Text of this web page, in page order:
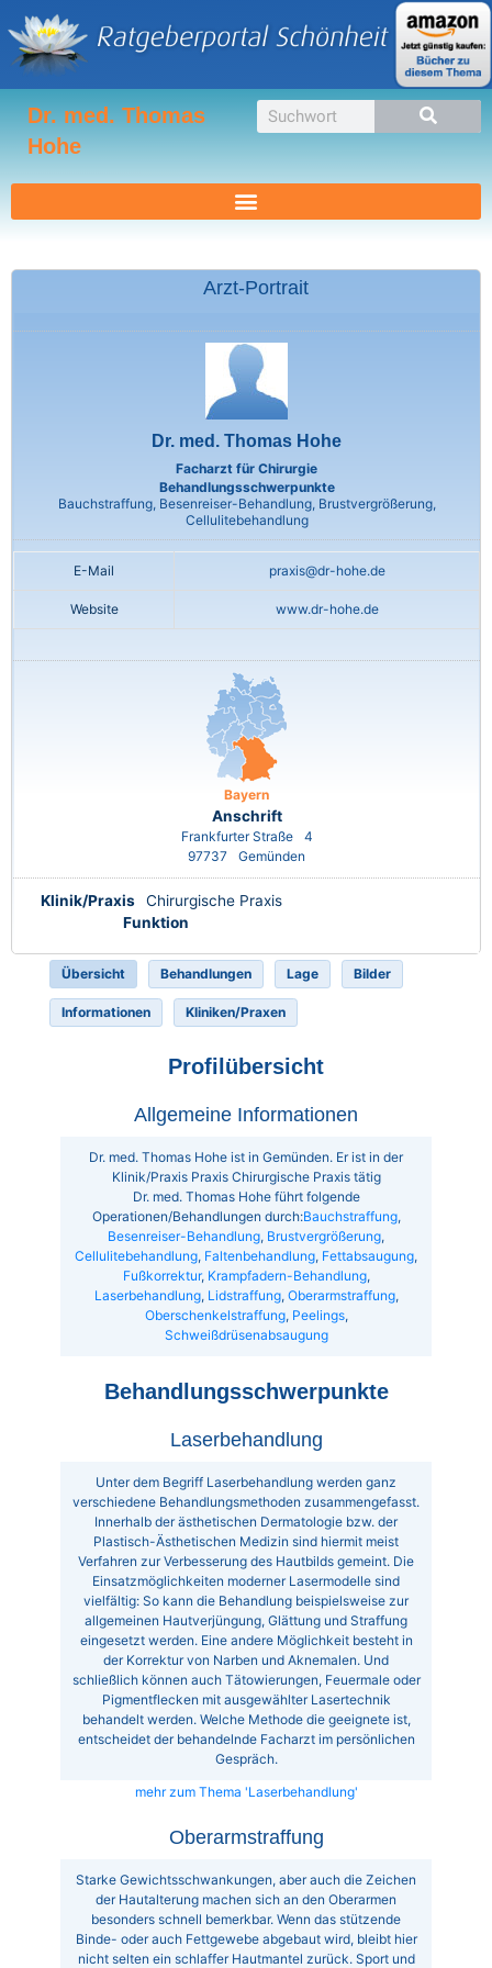
Inhalt
springen
Dr. med. Thomas
Hohe
Suche
Arzt-Portrait
Dr. med. Thomas Hohe
Facharzt für Chirurgie
Behandlungsschwerpunkte
Bauchstraffung, Besenreiser-Behandlung, Brustvergrößerung,
Cellulitebehandlung
E-Mail praxis@dr-hohe.de
Website www.dr-hohe.de
Bayern
Anschrift
Frankfurter Straße
4
97737
Gemünden
Klinik/Praxis
Chirurgische Praxis
Funktion
Übersicht Behandlungen Lage Bilder
Informationen Kliniken/Praxen
Profilübersicht
Allgemeine Informationen
Dr. med. Thomas Hohe ist in Gemünden. Er ist in der
Klinik/Praxis Praxis Chirurgische Praxis tätig
Dr. med. Thomas Hohe führt folgende
Operationen/Behandlungen durch:Bauchstraffung,
Besenreiser-Behandlung, Brustvergrößerung,
Cellulitebehandlung, Faltenbehandlung, Fettabsaugung,
Fußkorrektur, Krampfadern-Behandlung,
Laserbehandlung, Lidstraffung, Oberarmstraffung,
Oberschenkelstraffung, Peelings,
Schweißdrüsenabsaugung
Behandlungsschwerpunkte
Laserbehandlung
Unter dem Begriff Laserbehandlung werden ganz
verschiedene Behandlungsmethoden zusammengefasst.
Innerhalb der ästhetischen Dermatologie bzw. der
Plastisch-Ästhetischen Medizin sind hiermit meist
Verfahren zur Verbesserung des Hautbilds gemeint. Die
Einsatzmöglichkeiten moderner Lasermodelle sind
vielfältig: So kann die Behandlung beispielsweise zur
allgemeinen Hautverjüngung, Glättung und Straffung
eingesetzt werden. Eine andere Möglichkeit besteht in
der Korrektur von Narben und Aknemalen. Und
schließlich können auch Tätowierungen, Feuermale oder
Pigmentflecken mit ausgewählter Lasertechnik
behandelt werden. Welche Methode die geeignete ist,
entscheidet der behandelnde Facharzt im persönlichen
Gespräch.
mehr zum Thema 'Laserbehandlung'
Oberarmstraffung
Starke Gewichtsschwankungen, aber auch die Zeichen
der Hautalterung machen sich an den Oberarmen
besonders schnell bemerkbar. Wenn das stützende
Binde- oder auch Fettgewebe abgebaut wird, bleibt hier
nicht selten ein schlaffer Hautmantel zurück. Sport und